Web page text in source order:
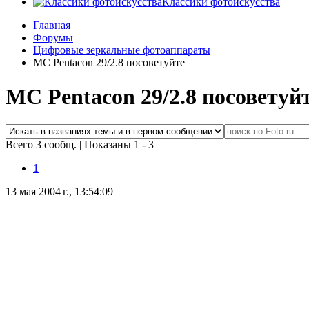
Главная
Форумы
Цифровые зеркальные фотоаппараты
MC Pentacon 29/2.8 посоветуйте
MC Pentacon 29/2.8
Всего 3 сообщ. | Показаны 1 - 3
1
13 мая 2004 г., 13:54:09